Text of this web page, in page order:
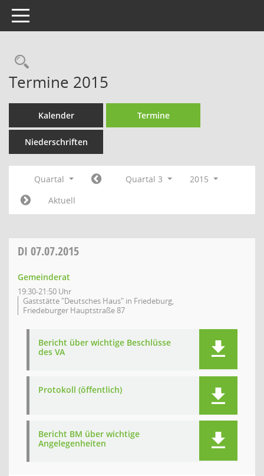
Toggle navigation
Rechercheauswahl
Termine 2015
Kalender Termine
Niederschriften
Quartal Quartal 3
2015
Aktuell
DI 07.07.2015
Gemeinderat
19:30-21:50 Uhr
Gaststätte "Deutsches Haus" in Friedeburg,
Friedeburger Hauptstraße 87
Bericht über wichtige Beschlüsse
des VA
Protokoll (öffentlich)
Bericht BM über wichtige
Angelegenheiten